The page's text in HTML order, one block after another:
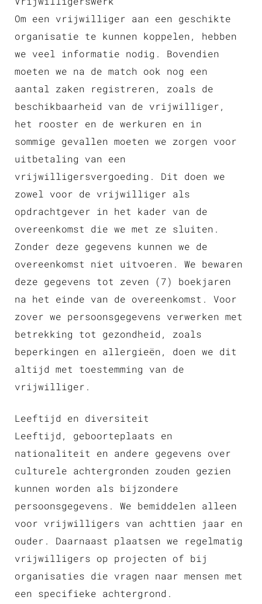
Om een vrijwilliger aan een geschikte
organisatie te kunnen koppelen, hebben
we veel informatie nodig. Bovendien
moeten we na de match ook nog een
aantal zaken registreren, zoals de
beschikbaarheid van de vrijwilliger,
het rooster en de werkuren en in
sommige gevallen moeten we zorgen voor
uitbetaling van een
vrijwilligersvergoeding. Dit doen we
zowel voor de vrijwilliger als
opdrachtgever in het kader van de
overeenkomst die we met ze sluiten.
Zonder deze gegevens kunnen we de
overeenkomst niet uitvoeren. We bewaren
deze gegevens tot zeven (7) boekjaren
na het einde van de overeenkomst. Voor
zover we persoonsgegevens verwerken met
betrekking tot gezondheid, zoals
beperkingen en allergieën, doen we dit
altijd met toestemming van de
vrijwilliger.
Leeftijd en diversiteit
Leeftijd, geboorteplaats en
nationaliteit en andere gegevens over
culturele achtergronden zouden gezien
kunnen worden als bijzondere
persoonsgegevens. We bemiddelen alleen
voor vrijwilligers van achttien jaar en
ouder. Daarnaast plaatsen we regelmatig
vrijwilligers op projecten of bij
organisaties die vragen naar mensen met
een specifieke achtergrond.